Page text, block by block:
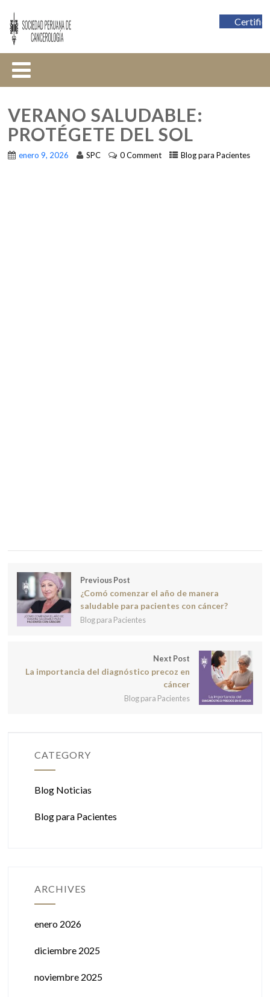
VERANO SALUDABLE:
PROTÉGETE DEL SOL
enero 9, 2026 SPC 0 Comment Blog para Pacientes
Previous Post
¿Comó comenzar el año de manera
saludable para pacientes con cáncer?
Blog para Pacientes
Next Post
La importancia del diagnóstico precoz en
cáncer
Blog para Pacientes
CATEGORY
Blog Noticias
Blog para Pacientes
ARCHIVES
enero 2026
diciembre 2025
noviembre 2025